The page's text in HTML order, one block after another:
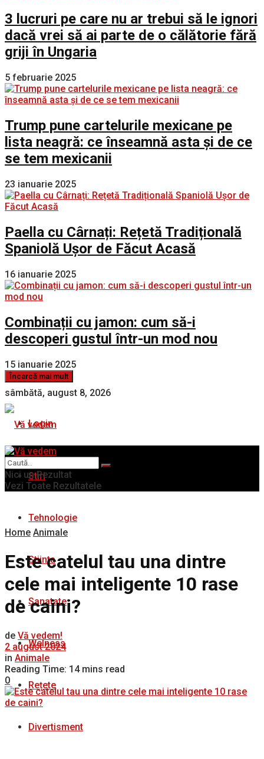
3 lucruri pe care nu ar trebui să le ignori
dacă vrei să ai parte de o călătorie fără
griji în Ungaria
5 februarie 2025
Trump pune cartelurile mexicane pe
lista neagră: ce înseamnă asta și de ce
se tem mexicanii
23 ianuarie 2025
Paella cu Cârnați: Rețetă Tradițională
Spaniolă Ușor de Făcut Acasă
16 ianuarie 2025
Combinații cu jamon: cum să-i
descoperi gustul într-un mod nou
15 ianuarie 2025
Încarcă mai mult
sâmbătă, august 8, 2026
Login
Stiri
Tehnologie
Stiinta
Sanatate
Welness
Rețete
Divertisment
Nici un Rezultat
Vezi Toate Rezultatele
Home Animale
Este catelul tau una dintre
cele mai inteligente 10 rase
de caini?
de Vă vedem!
2 august 2024
in Animale
Reading Time: 14 mins read
0